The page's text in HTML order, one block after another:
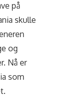
på
skulle
og
Nå er
som